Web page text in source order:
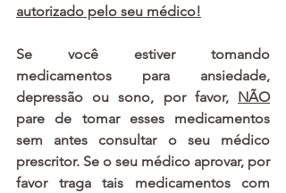
autorizado pelo seu médico!
Se você estiver tomando
medicamentos para ansiedade,
depressão ou sono, por favor, NÃO
pare de tomar esses medicamentos
sem antes consultar o seu médico
prescritor. Se o seu médico aprovar, por
favor traga tais medicamentos com